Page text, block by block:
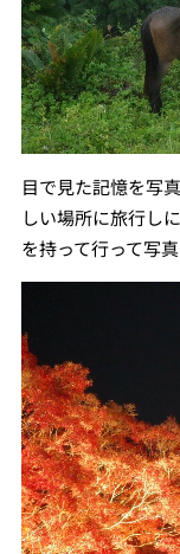
目で見た記憶を写
しい場所に旅行し
を持って行って写